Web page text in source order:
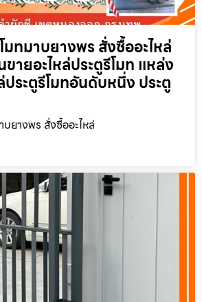
มทมาบยางพร สั่งซื้ออะไหล่
ายอะไหล่ประตูรีโมท แหล่ง
ประตูรีโมทอันดับหนึ่ง ประตู
ยางพร สั่งซื้ออะไหล่